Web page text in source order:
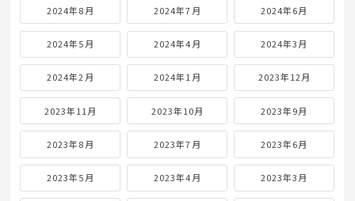
2024年8月 2024年7月 2024年6月
2024年5月 2024年4月 2024年3月
2024年2月 2024年1月 2023年12月
2023年11月 2023年10月 2023年9月
2023年8月 2023年7月 2023年6月
2023年5月 2023年4月 2023年3月